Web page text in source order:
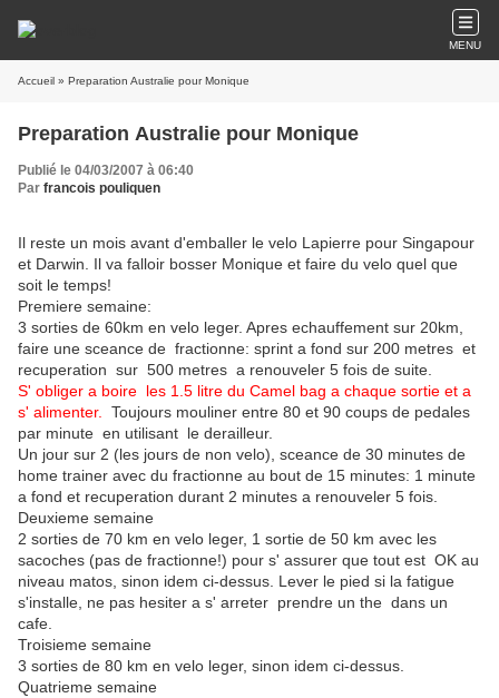
MENU
Accueil » Preparation Australie pour Monique
Preparation Australie pour Monique
Publié le 04/03/2007 à 06:40
Par francois pouliquen
Il reste un mois avant d'emballer le velo Lapierre pour Singapour
et Darwin. Il va falloir bosser Monique et faire du velo quel que
soit le temps!
Premiere semaine:
3 sorties de 60km en velo leger. Apres echauffement sur 20km,
faire une sceance de fractionne: sprint a fond sur 200 metres et
recuperation sur 500 metres a renouveler 5 fois de suite.
S' obliger a boire les 1.5 litre du Camel bag a chaque sortie et a
s' alimenter.
Toujours mouliner entre 80 et 90 coups de pedales
par minute en utilisant le derailleur.
Un jour sur 2 (les jours de non velo), sceance de 30 minutes de
home trainer avec du fractionne au bout de 15 minutes: 1 minute
a fond et recuperation durant 2 minutes a renouveler 5 fois.
Deuxieme semaine
2 sorties de 70 km en velo leger, 1 sortie de 50 km avec les
sacoches (pas de fractionne!) pour s' assurer que tout est OK au
niveau matos, sinon idem ci-dessus. Lever le pied si la fatigue
s'installe, ne pas hesiter a s' arreter prendre un the dans un
cafe.
Troisieme semaine
3 sorties de 80 km en velo leger, sinon idem ci-dessus.
Quatrieme semaine